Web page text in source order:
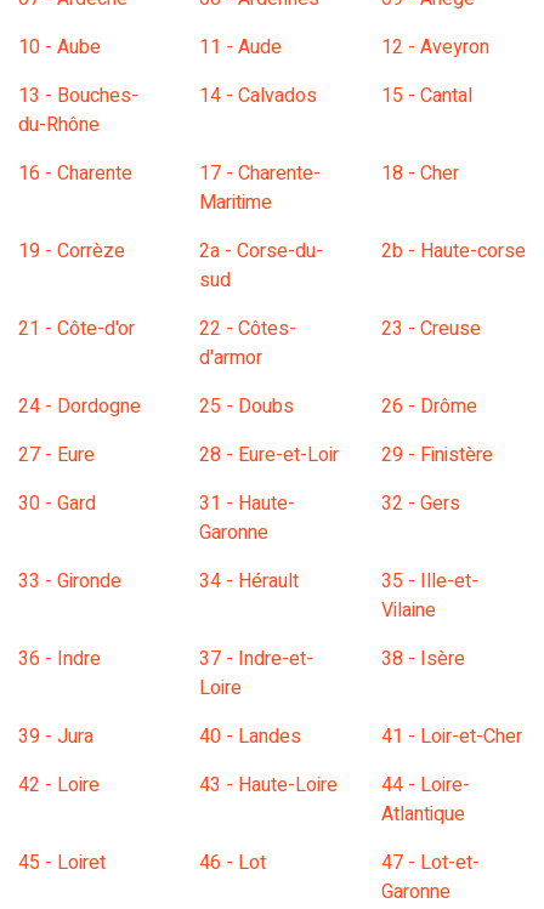
10 - Aube
11 - Aude
12 - Aveyron
13 - Bouches-
du-Rhône
14 - Calvados 15 - Cantal
16 - Charente
17 - Charente-
Maritime
18 - Cher
19 - Corrèze
2a - Corse-du-
sud
2b - Haute-corse
21 - Côte-d'or
22 - Côtes-
d'armor
23 - Creuse
24 - Dordogne 25 - Doubs
26 - Drôme
27 - Eure
28 - Eure-et-Loir
29 - Finistère
30 - Gard
31 - Haute-
Garonne
32 - Gers
33 - Gironde 34 - Hérault
35 - Ille-et-
Vilaine
36 - Indre
37 - Indre-et-
Loire
38 - Isère
39 - Jura 40 - Landes
41 - Loir-et-Cher
42 - Loire
43 - Haute-Loire
44 - Loire-
Atlantique
45 - Loiret
46 - Lot
47 - Lot-et-
Garonne